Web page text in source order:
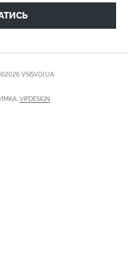
VSISVOI.UA
VIPDESIGN